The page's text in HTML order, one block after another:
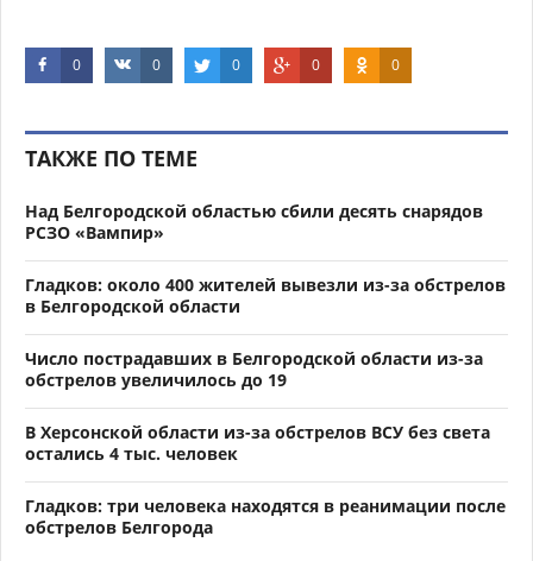
0 0 0 0 0
ТАКЖЕ ПО ТЕМЕ
Над Белгородской областью сбили десять снарядов
РСЗО «Вампир»
Гладков: около 400 жителей вывезли из-за обстрелов
в Белгородской области
Число пострадавших в Белгородской области из-за
обстрелов увеличилось до 19
В Херсонской области из-за обстрелов ВСУ без света
остались 4 тыс. человек
Гладков: три человека находятся в реанимации после
обстрелов Белгорода